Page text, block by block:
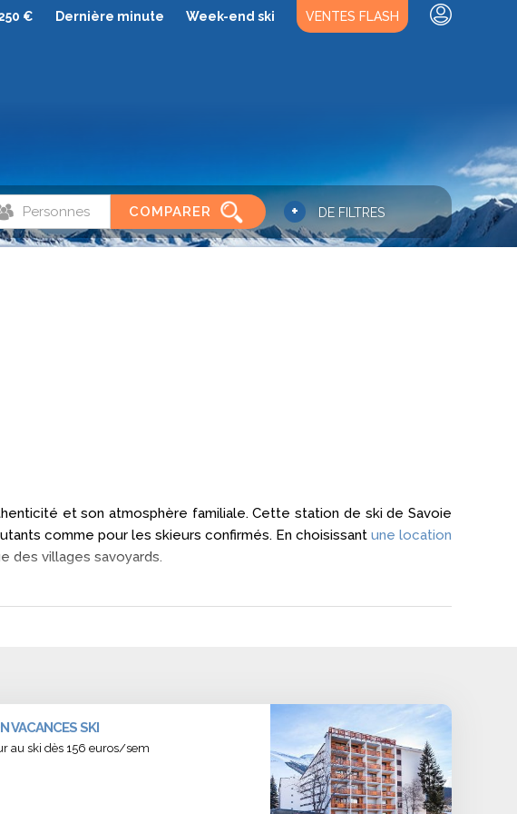
€ Dernière minute Week-end ski VENTES FLASH
COMPARER + DE FILTRES
et son atmosphère familiale. Cette station de ski de Savoie
comme pour les skieurs confirmés. En choisissant une location
des villages savoyards.
au pied des pistes, chalets de charme ou résidences de
et d’un panorama à couper le souffle sur les Aiguilles d’Arves.
d’une neige de qualité pendant toute la saison hivernale.
VACANCES SKI
au ski dès 156 euros/sem